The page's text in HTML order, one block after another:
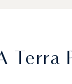
Terra